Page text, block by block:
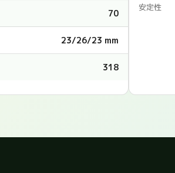
70
23/26/23 mm
318
安定性